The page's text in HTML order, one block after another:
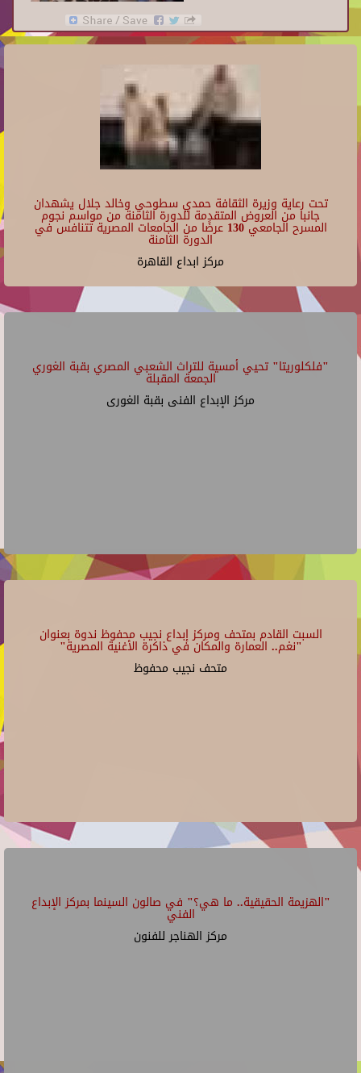
تحت رعاية وزيرة الثقافة حمدي سطوحي وخالد جلال يشهدان
جانبا من العروض المتقدمة للدورة الثامنة من مواسم نجوم
المسرح الجامعي 130 عرضًا من الجامعات المصرية تتنافس في
الدورة الثامنة
مركز ابداع القاهرة
"فلكلوريتا" تحيي أمسية للتراث الشعبي المصري بقبة الغوري
الجمعة المقبلة
مركز الإبداع الفنى بقبة الغورى
السبت القادم بمتحف ومركز إبداع نجيب محفوظ ندوة بعنوان
"نغم.. العمارة والمكان في ذاكرة الأغنية المصرية"
متحف نجيب محفوظ
"الهزيمة الحقيقية.. ما هي؟" في صالون السينما بمركز الإبداع
الفني
مركز الهناجر للفنون